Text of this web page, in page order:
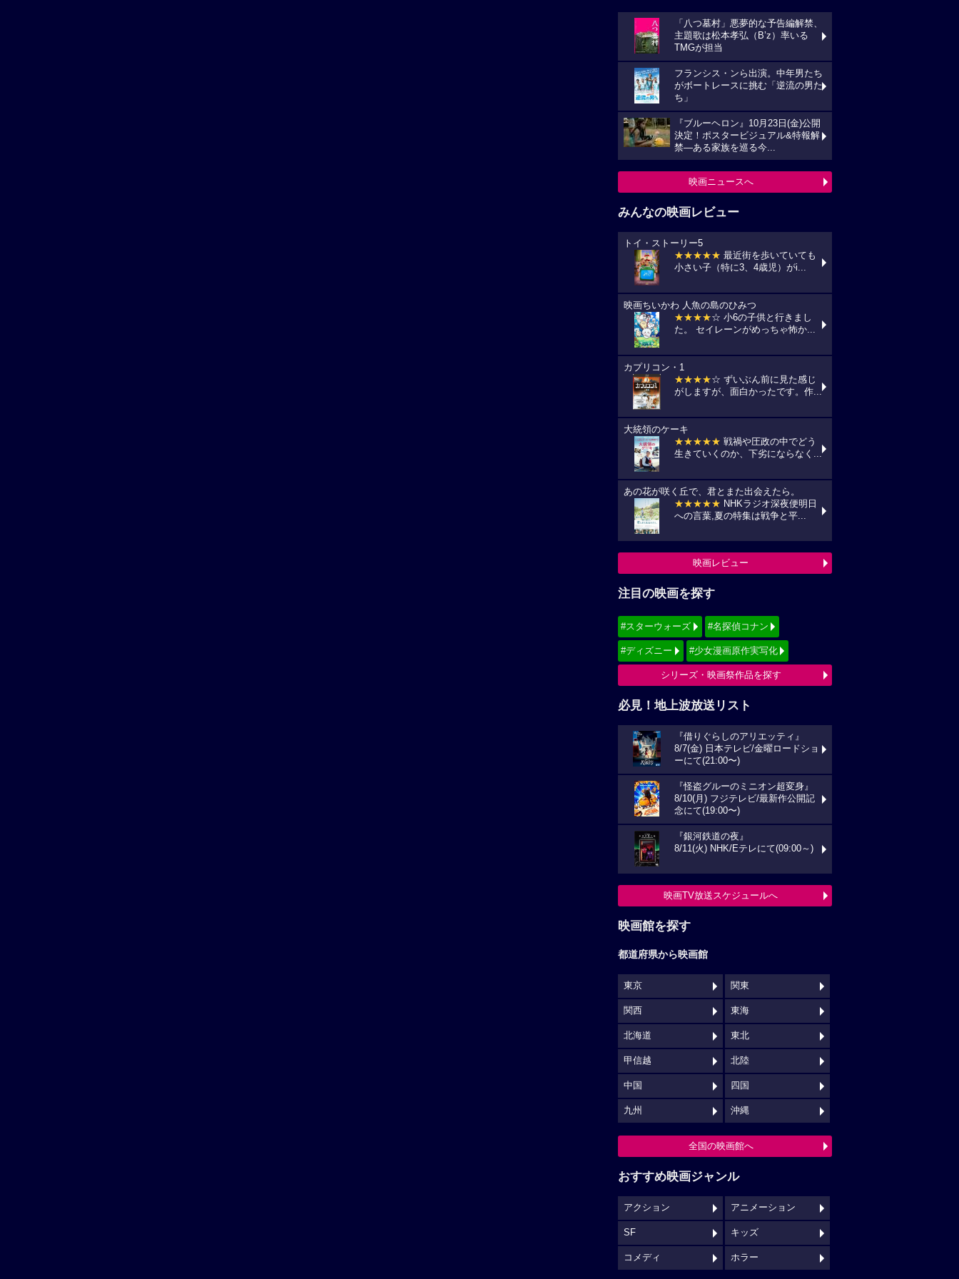
「八つ墓村」悪夢的な予告編解禁、
主題歌は松本孝弘（B’z）率いる
TMGが担当
フランシス・ンら出演。中年男たち
がボートレースに挑む「逆流の男た
ち」
『ブルーヘロン』10月23日(金)公開
決定！ポスタービジュアル&特報解
禁―ある家族を巡る今...
映画ニュースへ
みんなの映画レビュー
トイ・ストーリー5
★★★★★ 最近街を歩いていても
小さい子（特に3、4歳児）がi...
映画ちいかわ 人魚の島のひみつ
★★★★☆ 小6の子供と行きまし
た。 セイレーンがめっちゃ怖か...
カプリコン・1
★★★★☆ ずいぶん前に見た感じ
がしますが、面白かったです。作...
大統領のケーキ
★★★★★ 戦禍や圧政の中でどう
生きていくのか、下劣にならなく...
あの花が咲く丘で、君とまた出会えたら。
★★★★★ NHKラジオ深夜便明日
への言葉,夏の特集は戦争と平...
映画レビュー
注目の映画を探す
#スターウォーズ #名探偵コナン
#ディズニー #少女漫画原作実写化
シリーズ・映画祭作品を探す
必見！地上波放送リスト
『借りぐらしのアリエッティ』
8/7(金) 日本テレビ/金曜ロードショ
ーにて(21:00〜)
『怪盗グルーのミニオン超変身』
8/10(月) フジテレビ/最新作公開記
念にて(19:00〜)
『銀河鉄道の夜』
8/11(火) NHK/Eテレにて(09:00～)
映画TV放送スケジュールへ
映画館を探す
都道府県から映画館
東京 関東
関西 東海
北海道 東北
甲信越 北陸
中国 四国
九州 沖縄
全国の映画館へ
おすすめ映画ジャンル
アクション アニメーション
SF キッズ
コメディ ホラー